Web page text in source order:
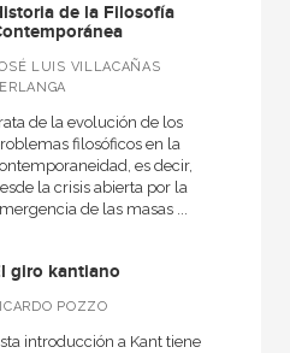
de la Filosofía
LUIS VILLACAÑAS
de la evolución de los
filosóficos en la
es decir,
la crisis abierta por la
de las masas ...
giro kantiano
POZZO
introducción a Kant tiene